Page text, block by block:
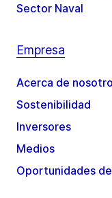
Sector Naval
Empresa
Acerca de
Sostenibilidad
Inversores
Medios
Oportunidades